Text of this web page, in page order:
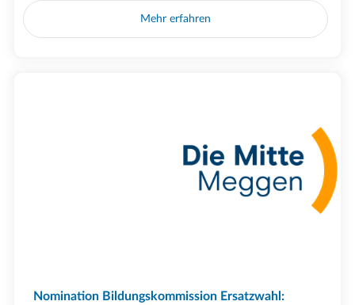
Mehr erfahren
Nomination Bildungskommission Ersatzwahl: